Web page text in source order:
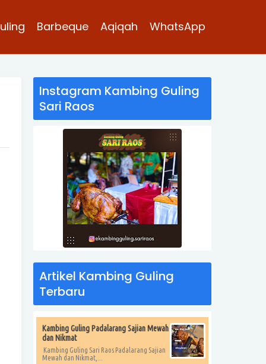
Barbeque Aqiqah WhatsApp
Instagram Kambing Guling
Sari Raos
Artikel Kambing Guling
Terbaru
Kambing Guling Padalarang Sajian Mewah
dan Nikmat
Kambing Guling Sari Raos Padalarang Sajian
Mewah dan Nikmat,...